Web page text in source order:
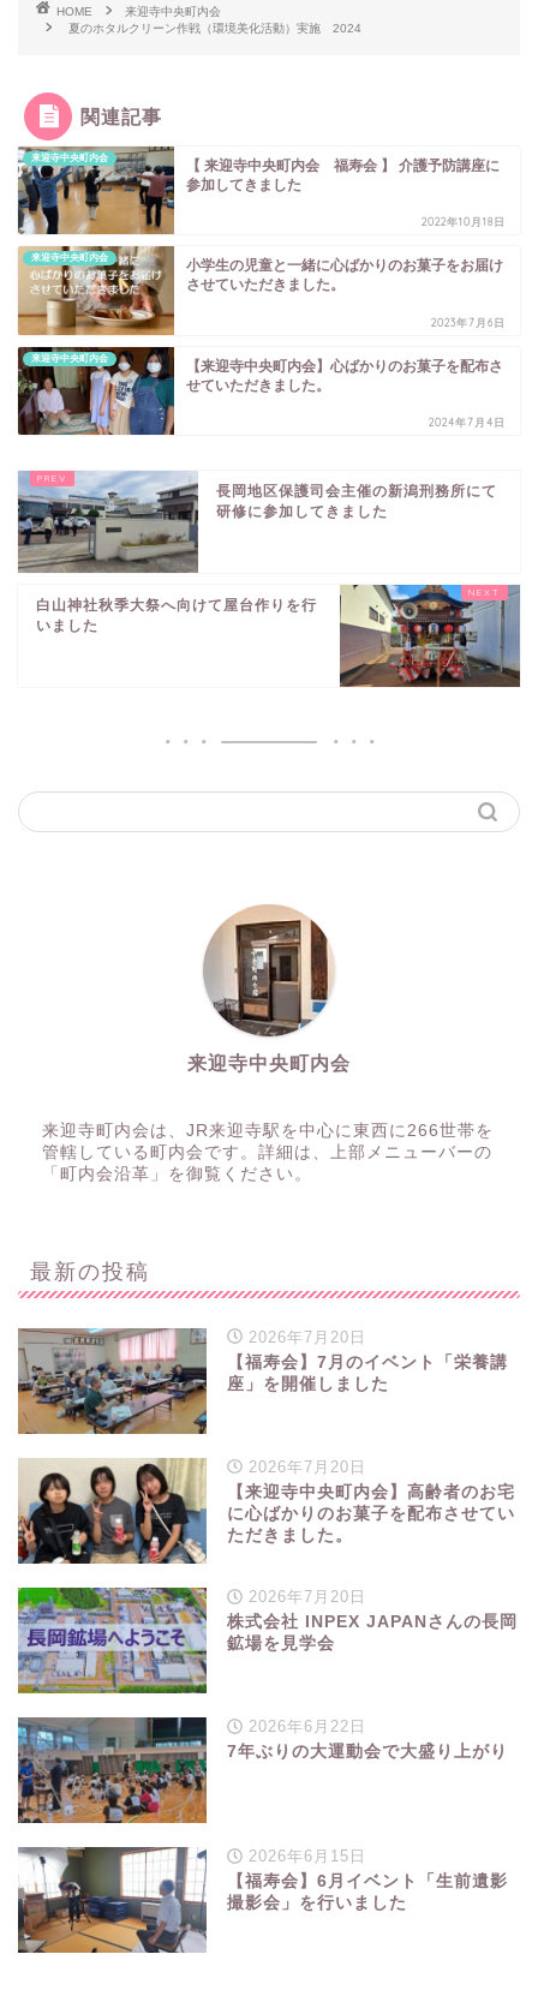
HOME
来迎寺中央町内会
夏のホタルクリーン作戦（環境美化活動）実施 2024
関連記事
来迎寺中央町内会
【 来迎寺中央町内会 福寿会 】 介護予防講座に
参加してきました
2022年10月18日
来迎寺中央町内会
小学生の児童と一緒に心ばかりのお菓子をお届け
させていただきました。
2023年7月6日
来迎寺中央町内会
【来迎寺中央町内会】心ばかりのお菓子を配布さ
せていただきました。
2024年7月4日
長岡地区保護司会主催の新潟刑務所にて
研修に参加してきました
白山神社秋季大祭へ向けて屋台作りを行
いました
来迎寺中央町内会
来迎寺町内会は、JR来迎寺駅を中心に東西に266世帯を
管轄している町内会です。詳細は、上部メニューバーの
「町内会沿革」を御覧ください。
最新の投稿
2026年7月20日
【福寿会】7月のイベント「栄養講
座」を開催しました
2026年7月20日
【来迎寺中央町内会】高齢者のお宅
に心ばかりのお菓子を配布させてい
ただきました。
2026年7月20日
株式会社 INPEX JAPANさんの長岡
鉱場を見学会
2026年6月22日
7年ぶりの大運動会で大盛り上がり
2026年6月15日
【福寿会】6月イベント「生前遺影
撮影会」を行いました